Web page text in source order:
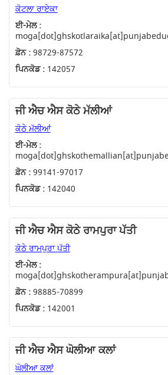
ਕੋਟਲਾ ਰਾਏਕਾ
ਈ-ਮੇਲ :
ਫ਼ੋਨ :98729-87572
ਪਿਨਕੋਡ :142057
ਜੀ ਐਚ ਐਸ ਕੋਠੇ ਮੱਲੀਆਂ
ਕੋਠੇ ਮੱਲੀਆਂ
ਈ-ਮੇਲ :
ਫ਼ੋਨ :99141-97017
ਪਿਨਕੋਡ :142040
ਜੀ ਐਚ ਐਸ ਕੋਠੇ ਰਾਮਪੁਰਾ ਪੱਤੀ
ਕੋਠੇ ਰਾਮਪੁਰਾ ਪੱਤੀ
ਈ-ਮੇਲ :
ਫ਼ੋਨ :98885-70899
ਪਿਨਕੋਡ :142001
ਜੀ ਐਚ ਐਸ ਘੋਲੀਆ ਕਲਾਂ
ਘੋਲੀਆ ਕਲਾਂ